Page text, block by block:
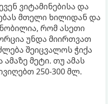
ვიტამინებისა და
მთელი ხილიდან და
რომ ასეთი
უნდა მიირთვათ
შეიცვალოს ჭიქა
მეტი. თუ ამას
250-300 მლ.